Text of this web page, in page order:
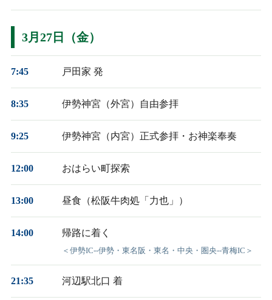
3月27日（金）
7:45 戸田家 発
8:35 伊勢神宮（外宮）自由参拝
9:25 伊勢神宮（内宮）正式参拝・お神楽奉奏
12:00 おはらい町探索
13:00 昼食（松阪牛肉処「力也」）
14:00 帰路に着く
＜伊勢IC--伊勢・東名阪・東名・中央・圏央--青梅IC＞
21:35 河辺駅北口 着